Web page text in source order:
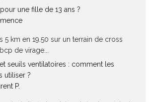
une fille de 13 ans ?
5 km en 19.50 sur un terrain de cross
de virage...
seuils ventilatoires : comment les
utiliser ?
P.